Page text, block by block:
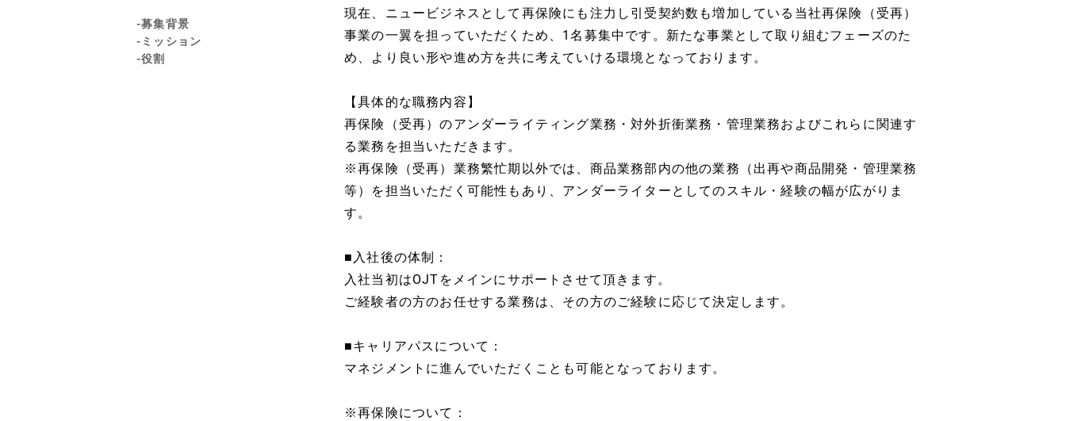
-募集背景
-ミッション
-役割
現在、ニュービジネスとして再保険にも注力し引受契約数も増加している当社再保険（受再）
事業の一翼を担っていただくため、1名募集中です。新たな事業として取り組むフェーズのた
め、より良い形や進め方を共に考えていける環境となっております。
【具体的な職務内容】
再保険（受再）のアンダーライティング業務・対外折衝業務・管理業務およびこれらに関連す
る業務を担当いただきます。
※再保険（受再）業務繁忙期以外では、商品業務部内の他の業務（出再や商品開発・管理業務
等）を担当いただく可能性もあり、アンダーライターとしてのスキル・経験の幅が広がりま
す。
■入社後の体制：
入社当初はOJTをメインにサポートさせて頂きます。
ご経験者の方のお任せする業務は、その方のご経験に応じて決定します。
■キャリアパスについて：
マネジメントに進んでいただくことも可能となっております。
※再保険について：